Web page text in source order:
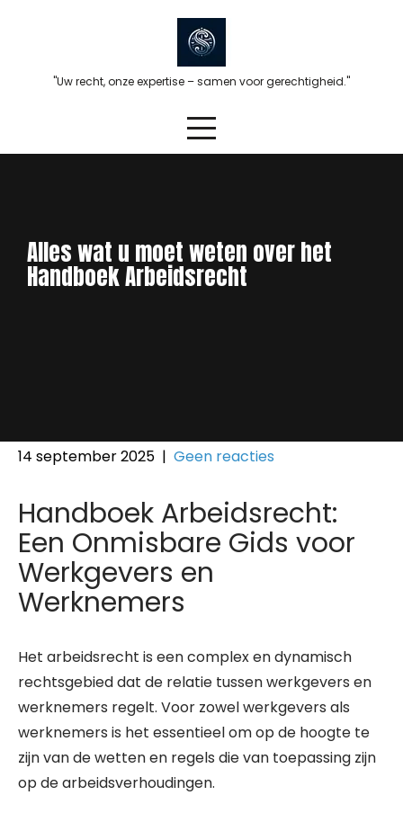
"Uw recht, onze expertise – samen voor gerechtigheid."
Alles wat u moet weten over het
Handboek Arbeidsrecht
14 september 2025 | Geen reacties
Handboek Arbeidsrecht:
Een Onmisbare Gids voor
Werkgevers en
Werknemers
Het arbeidsrecht is een complex en dynamisch
rechtsgebied dat de relatie tussen werkgevers en
werknemers regelt. Voor zowel werkgevers als
werknemers is het essentieel om op de hoogte te
zijn van de wetten en regels die van toepassing zijn
op de arbeidsverhoudingen.